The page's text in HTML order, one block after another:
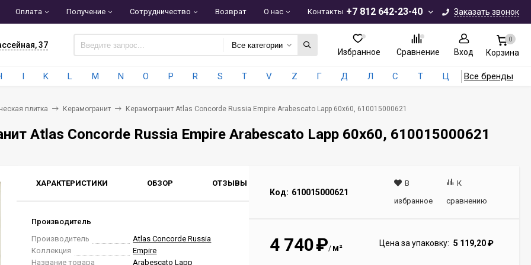
+7 812 642-23-40 Заказать звонок
Оплата Получение Сотрудничество Возврат О нас Контакты
37 Все категории
Избранное Сравнение Вход
0
Корзина
I K L M N O P R S T V Z Г Д Л С Т Ц Все бренды
плитка Керамогранит Керамогранит Atlas Concorde Russia Empire Arabescato Lapp 60x60, 610015000621
Atlas Concorde Russia Empire Arabescato Lapp 60x60, 610015000621
ХАРАКТЕРИСТИКИ ОБЗОР ОТЗЫВЫ
Производитель
Производитель
Atlas Concorde Russia
Коллекция
Empire
Название товара
Arabescato Lapp
Код: 610015000621
В
избранное
К
сравнению
4 740₽/ м² Цена за упаковку: 5 119,20₽